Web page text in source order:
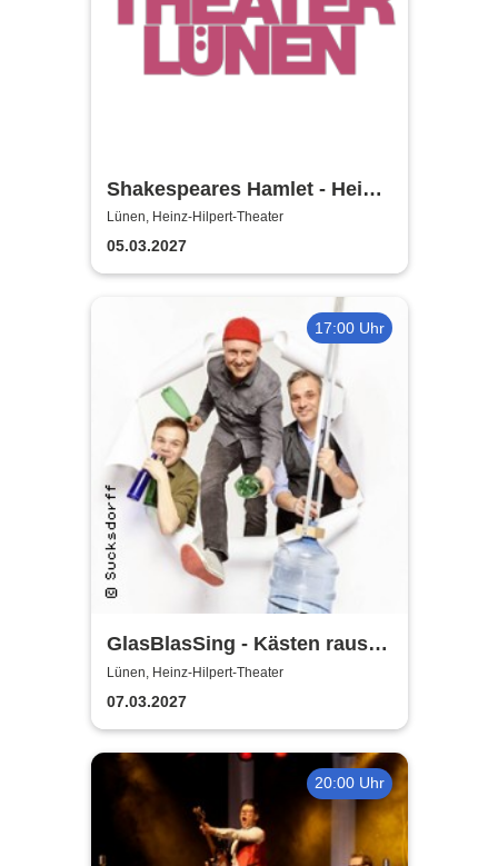
Shakespeares Hamlet - Heinz-
Hilpert-Theater
Lünen, Heinz-Hilpert-Theater
05.03.2027
17:00 Uhr
GlasBlasSing - Kästen raus,
Flaschenarbeit!
Lünen, Heinz-Hilpert-Theater
07.03.2027
20:00 Uhr